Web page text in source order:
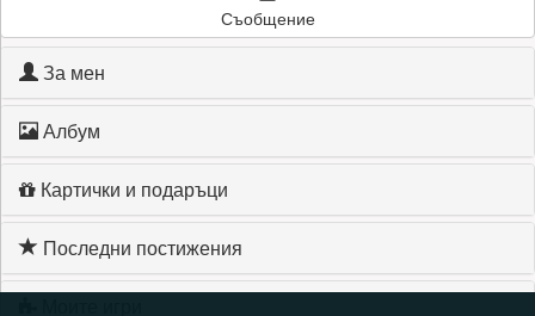
Съобщение
За мен
Албум
Картички и подаръци
Последни постижения